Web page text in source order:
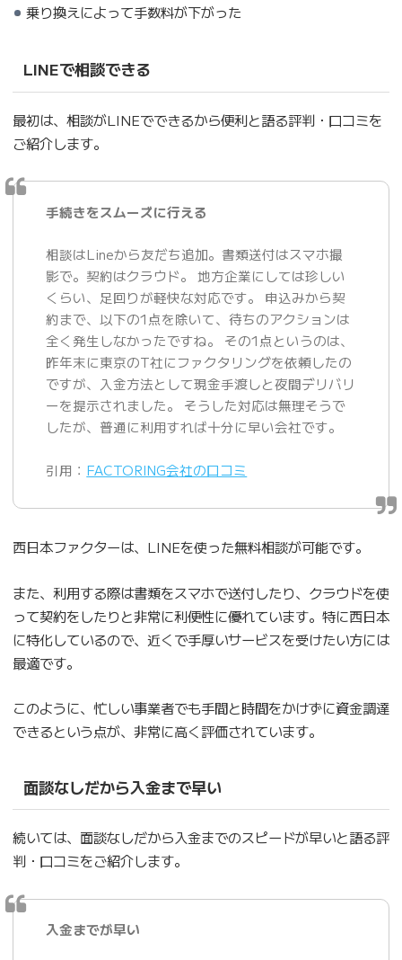
乗り換えによって手数料が下がった
LINEで相談できる
最初は、相談がLINEでできるから便利と語る評判・口コミを
ご紹介します。
手続きをスムーズに行える
相談はLineから友だち追加。書類送付はスマホ撮
影で。契約はクラウド。 地方企業にしては珍しい
くらい、足回りが軽快な対応です。 申込みから契
約まで、以下の1点を除いて、待ちのアクションは
全く発生しなかったですね。 その1点というのは、
昨年末に東京のT社にファクタリングを依頼したの
ですが、入金方法として現金手渡しと夜間デリバリ
ーを提示されました。 そうした対応は無理そうで
したが、普通に利用すれば十分に早い会社です。
引用： FACTORING会社の口コミ
西日本ファクターは、LINEを使った無料相談が可能です。
また、利用する際は書類をスマホで送付したり、クラウドを使
って契約をしたりと非常に利便性に優れています。特に西日本
に特化しているので、近くで手厚いサービスを受けたい方には
最適です。
このように、忙しい事業者でも手間と時間をかけずに資金調達
できるという点が、非常に高く評価されています。
面談なしだから入金まで早い
続いては、面談なしだから入金までのスピードが早いと語る評
判・口コミをご紹介します。
入金までが早い